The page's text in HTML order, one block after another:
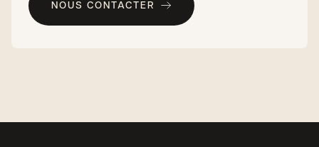
NOUS CONTACTER